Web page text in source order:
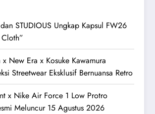
STUDIOUS Ungkap Kapsul FW26
New Era x Kosuke Kawamura
Streetwear Eksklusif Bernuansa Retro
x Nike Air Force 1 Low Protro
Meluncur 15 Agustus 2026